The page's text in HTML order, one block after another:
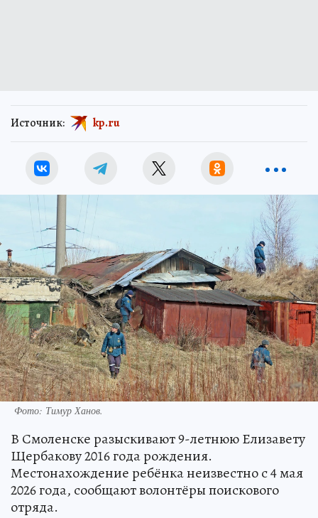
Источник: kp.ru
Фото: Тимур Ханов.
В Смоленске разыскивают 9-летнюю Елизавету
Щербакову 2016 года рождения.
Местонахождение ребёнка неизвестно с 4 мая
2026 года, сообщают волонтёры поискового
отряда.